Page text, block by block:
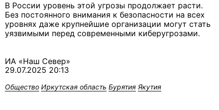
В России уровень этой угрозы продолжает расти.
Без постоянного внимания к безопасности на всех
уровнях даже крупнейшие организации могут стать
уязвимыми перед современными киберугрозами.
ИА «Наш Север»
29.07.2025 20:13
Общество Иркутская область Бурятия Якутия